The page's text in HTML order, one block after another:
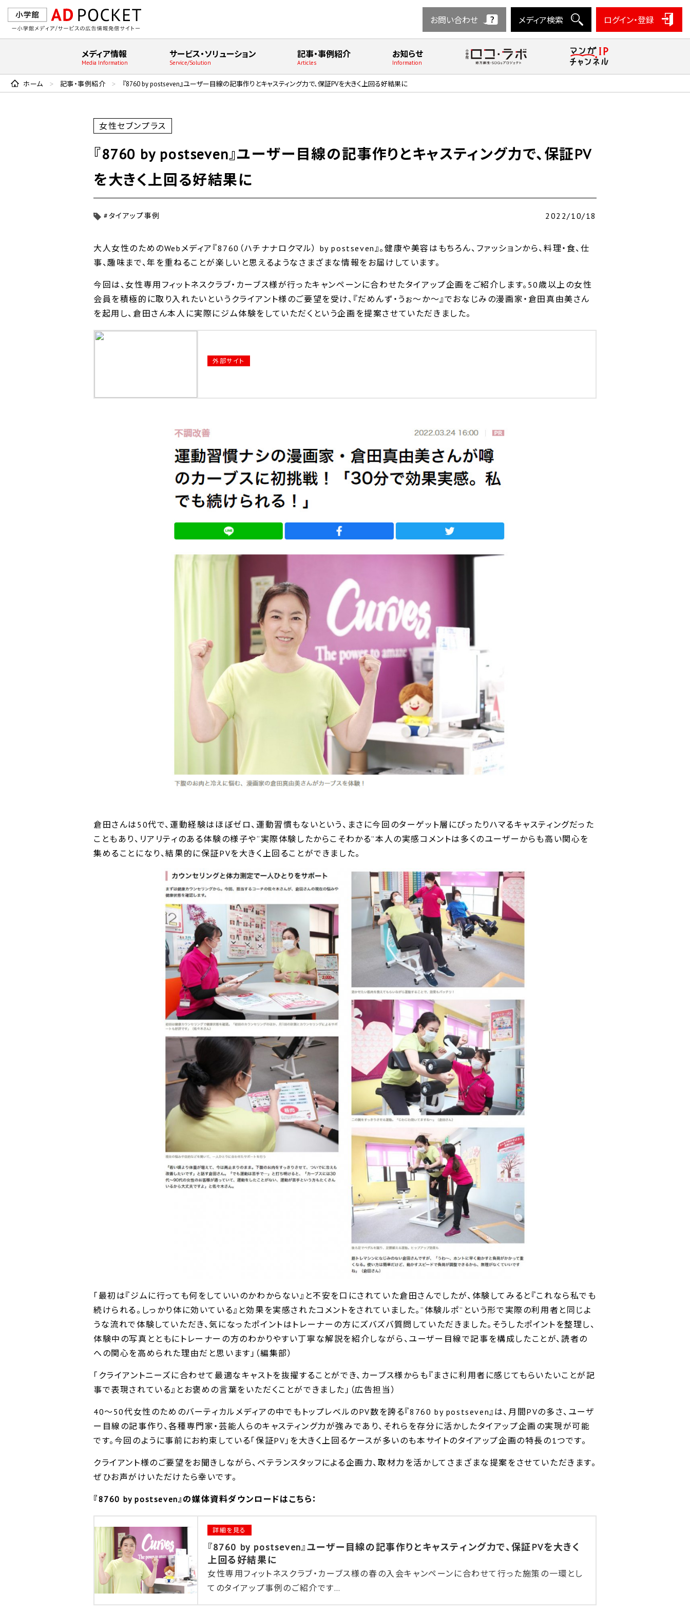
お問い合わせ メディア検索 ログイン・登録
メディア情報
Media Information
サービス・ソリューション
Service/Solution
記事・事例紹介
Articles
お知らせ
Information
ホーム > 記事・事例紹介 > 『8760 by postseven』ユーザー目線の記事作りとキャスティング力で、保証PVを大きく上回る好結果に
女性セブンプラス
『8760 by postseven』ユーザー目線の記事作りとキャスティング力で、保証PV
を大きく上回る好結果に
#タイアップ事例 2022/10/18
大人女性のためのWebメディア『8760（ハチナナロクマル） by postseven』。健康や美容はもちろん、ファッションから、料理・食、仕
事、趣味まで、年を重ねることが楽しいと思えるようなさまざまな情報をお届けしています。
今回は、女性専用フィットネスクラブ・カーブス様が行ったキャンペーンに合わせたタイアップ企画をご紹介します。50歳以上の女性
会員を積極的に取り入れたいというクライアント様のご要望を受け、『だめんず・うぉ～か～』でおなじみの漫画家・倉田真由美さん
を起用し、倉田さん本人に実際にジム体験をしていただくという企画を提案させていただきました。
外部サイト
倉田さんは50代で、運動経験はほぼゼロ、運動習慣もないという、まさに今回のターゲット層にぴったりハマるキャスティングだった
こともあり、リアリティのある体験の様子や“実際体験したからこそわかる”本人の実感コメントは多くのユーザーからも高い関心を
集めることになり、結果的に保証PVを大きく上回ることができました。
「最初は『ジムに行っても何をしていいのかわからない』と不安を口にされていた倉田さんでしたが、体験してみると『これなら私でも
続けられる。しっかり体に効いている』と効果を実感されたコメントをされていました。“体験ルポ”という形で実際の利用者と同じよ
うな流れで体験していただき、気になったポイントはトレーナーの方にズバズバ質問していただきました。そうしたポイントを整理し、
体験中の写真とともにトレーナーの方のわかりやすい丁寧な解説を紹介しながら、ユーザー目線で記事を構成したことが、読者の
への関心を高められた理由だと思います」（編集部）
「クライアントニーズに合わせて最適なキャストを抜擢することができ、カーブス様からも『まさに利用者に感じてもらいたいことが記
事で表現されている』とお褒めの言葉をいただくことができました」（広告担当）
40～50代女性のためのバーティカルメディアの中でもトップレベルのPV数を誇る『8760 by postseven』は、月間PVの多さ、ユーザ
ー目線の記事作り、各種専門家・芸能人らのキャスティング力が強みであり、それらを存分に活かしたタイアップ企画の実現が可能
です。今回のように事前にお約束している「保証PV」を大きく上回るケースが多いのも本サイトのタイアップ企画の特長の1つです。
クライアント様のご要望をお聞きしながら、ベテランスタッフによる企画力、取材力を活かしてさまざまな提案をさせていただきます。
ぜひお声がけいただけたら幸いです。
『8760 by postseven』の媒体資料ダウンロードはこちら：
詳細を見る
『8760 by postseven』ユーザー目線の記事作りとキャスティング力で、保証PVを大きく
上回る好結果に
女性専用フィットネスクラブ・カーブス様の春の入会キャンペーンに合わせて行った施策の一環とし
てのタイアップ事例のご紹介です…